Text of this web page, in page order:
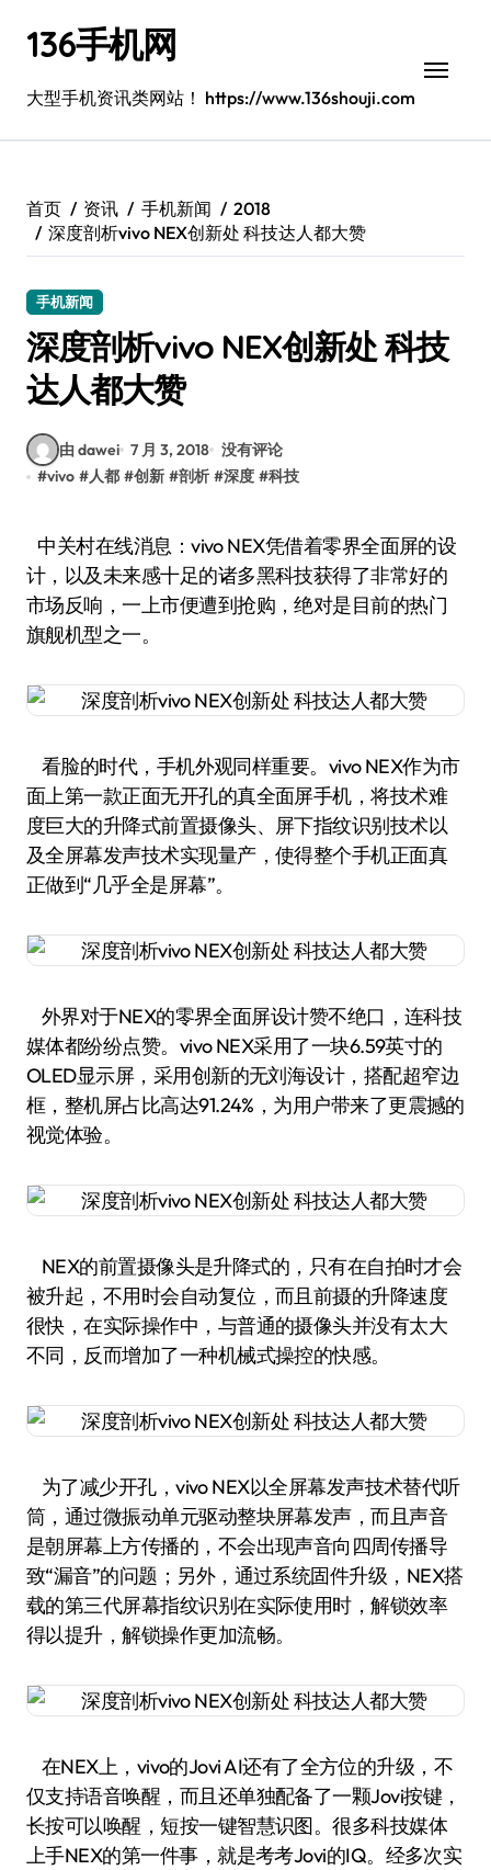
136手机网
大型手机资讯类网站！ https://www.136shouji.com
首页 资讯 手机新闻
2018
深度剖析vivo NEX创新处 科技达人都大赞
手机新闻
深度剖析vivo NEX创新处 科技
达人都大赞
由 dawei 7 月 3, 2018 没有评论
#vivo #人都 #创新 #剖析 #深度 #科技
中关村在线消息：vivo NEX凭借着零界全面屏的设
计，以及未来感十足的诸多黑科技获得了非常好的
市场反响，一上市便遭到抢购，绝对是目前的热门
旗舰机型之一。
看脸的时代，手机外观同样重要。vivo NEX作为市
面上第一款正面无开孔的真全面屏手机，将技术难
度巨大的升降式前置摄像头、屏下指纹识别技术以
及全屏幕发声技术实现量产，使得整个手机正面真
正做到“几乎全是屏幕”。
外界对于NEX的零界全面屏设计赞不绝口，连科技
媒体都纷纷点赞。vivo NEX采用了一块6.59英寸的
OLED显示屏，采用创新的无刘海设计，搭配超窄边
框，整机屏占比高达91.24%，为用户带来了更震撼的
视觉体验。
NEX的前置摄像头是升降式的，只有在自拍时才会
被升起，不用时会自动复位，而且前摄的升降速度
很快，在实际操作中，与普通的摄像头并没有太大
不同，反而增加了一种机械式操控的快感。
为了减少开孔，vivo NEX以全屏幕发声技术替代听
筒，通过微振动单元驱动整块屏幕发声，而且声音
是朝屏幕上方传播的，不会出现声音向四周传播导
致“漏音”的问题；另外，通过系统固件升级，NEX搭
载的第三代屏幕指纹识别在实际使用时，解锁效率
得以提升，解锁操作更加流畅。
在NEX上，vivo的Jovi AI还有了全方位的升级，不
仅支持语音唤醒，而且还单独配备了一颗Jovi按键，
长按可以唤醒，短按一键智慧识图。很多科技媒体
上手NEX的第一件事，就是考考Jovi的IQ。经多次实